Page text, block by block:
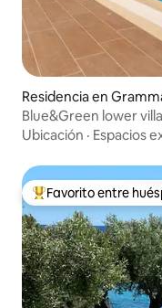
Residencia en
Blue&Green lower
Ubicación · Espacios
De los mejores en
Favorito entre